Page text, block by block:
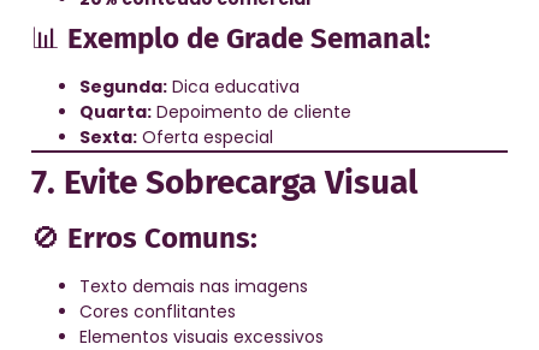
📊 Exemplo de Grade Semanal:
Segunda: Dica educativa
Quarta: Depoimento de cliente
Sexta: Oferta especial
7. Evite Sobrecarga Visual
🚫 Erros Comuns:
Texto demais nas imagens
Cores conflitantes
Elementos visuais excessivos